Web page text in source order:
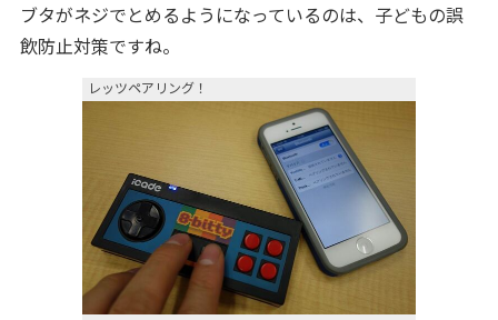
ブタがネジでとめるようになっているのは、子どもの誤
飲防止対策ですね。
レッツペアリング！